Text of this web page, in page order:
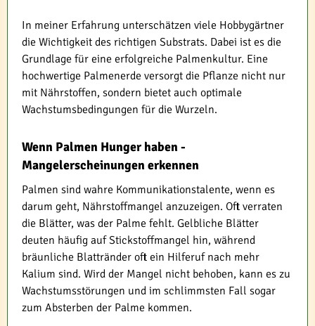
In meiner Erfahrung unterschätzen viele Hobbygärtner
die Wichtigkeit des richtigen Substrats. Dabei ist es die
Grundlage für eine erfolgreiche Palmenkultur. Eine
hochwertige Palmenerde versorgt die Pflanze nicht nur
mit Nährstoffen, sondern bietet auch optimale
Wachstumsbedingungen für die Wurzeln.
Wenn Palmen Hunger haben -
Mangelerscheinungen erkennen
Palmen sind wahre Kommunikationstalente, wenn es
darum geht, Nährstoffmangel anzuzeigen. Oft verraten
die Blätter, was der Palme fehlt. Gelbliche Blätter
deuten häufig auf Stickstoffmangel hin, während
bräunliche Blattränder oft ein Hilferuf nach mehr
Kalium sind. Wird der Mangel nicht behoben, kann es zu
Wachstumsstörungen und im schlimmsten Fall sogar
zum Absterben der Palme kommen.